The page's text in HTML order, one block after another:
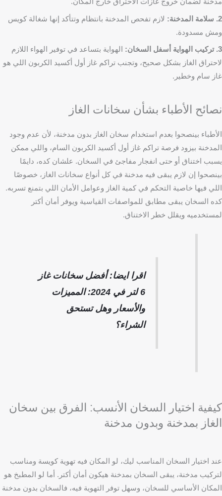
2. سلامة المدخنة:
لازم تفحص المدخنة بانتظام وتتأكد إنها شغالة كويس
ومش مسدودة.
3. تركيب الهواية أسفل السخان:
الهواية بتساعد في توفير الهواء اللازم
لاحتراق الغاز بشكل صحيح، وتجنب تراكم غاز أول أكسيد الكربون اللي هو
غاز سام وخطير.
نصائح الأطباء بشأن سخانات الغاز
الأطباء بينصحوا بعدم استخدام سخان الغاز بدون مدخنة، لأن عدم وجود
المدخنة بيزود فرصة تراكم غاز أول أكسيد الكربون السام، واللي ممكن
يسبب اختناق أو حتى انفجار مفاجئ في السخان. علشان كده، دايمًا
بينصحوا إن لازم يبقى فيه مدخنة في كل أنواع سخانات الغاز، خصوصًا
اللي فيها خاصية التحكم في كمية الغاز وعوامل الأمان اللي بتمنع تسربه.
كده السخان يبقى مطابق للمواصفات القياسية ويوفر أمان أكتر
لمستخدميه ويقلل خطر الاختناق.
اقرا ايضا: أفضل سخانات غاز
6 لتر في 2024: المميزات
والأسعار وهل تستحق
الشراء؟
كيفية اختيار السخان الأنسب: الفرق بين سخان
الغاز بمدخنة وبدون مدخنة
عند اختيار السخان المناسب ليك، لو المكان فيه تهوية كويسة ومناسب
لتركيب مدخنة، يبقى السخان بمدخنة هيكون أمان أكتر. أما لو المطبخ هو
المكان الأساسي للسخان، وسهل توفر التهوية فيه، فالسخان بدون مدخنة